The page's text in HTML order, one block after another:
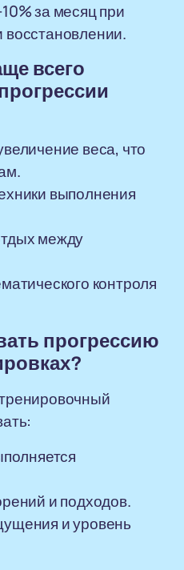
за месяц при
всего
веса, что
выполнения
между
контроля
прогрессию
и подходов.
и уровень